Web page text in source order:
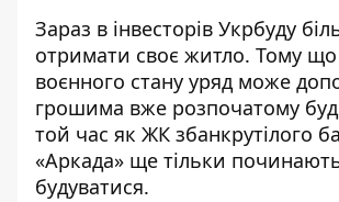
Зараз в інвесторів Укрбуду
отримати своє житло. Тому що
воєнного стану уряд може
грошима вже розпочатому
той час як ЖК збанкрутілого
«Аркада» ще тільки
будуватися.